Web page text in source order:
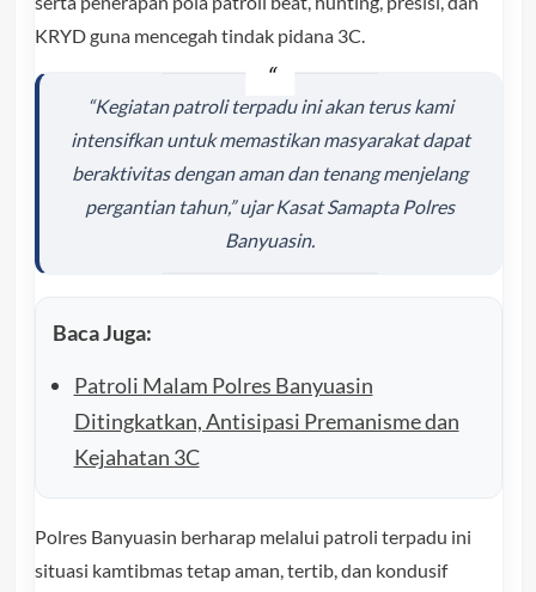
KRYD guna mencegah tindak pidana 3C.
“Kegiatan patroli terpadu ini akan terus kami
intensifkan untuk memastikan masyarakat dapat
beraktivitas dengan aman dan tenang menjelang
pergantian tahun,” ujar Kasat Samapta Polres
Banyuasin.
Baca Juga:
Patroli Malam Polres Banyuasin
Ditingkatkan, Antisipasi Premanisme dan
Kejahatan 3C
Polres Banyuasin berharap melalui patroli terpadu ini
situasi kamtibmas tetap aman, tertib, dan kondusif